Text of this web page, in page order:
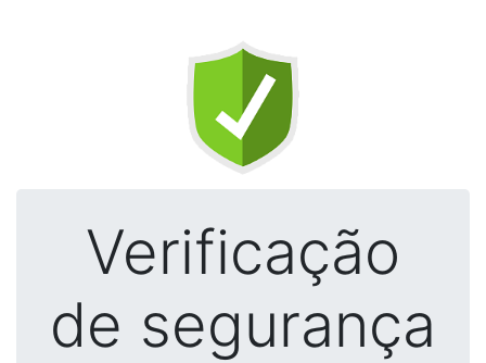
Verificação
de segurança